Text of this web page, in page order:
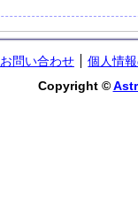
お問い合わせ
個人情
Copyright ©